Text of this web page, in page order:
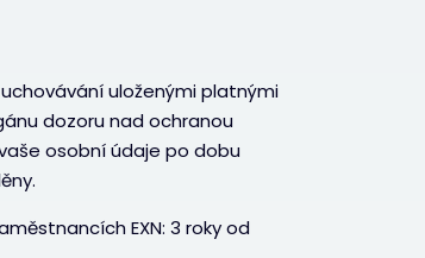
uloženými platnými
dozoru nad ochranou
osobní údaje po dobu
EXN: 3 roky od